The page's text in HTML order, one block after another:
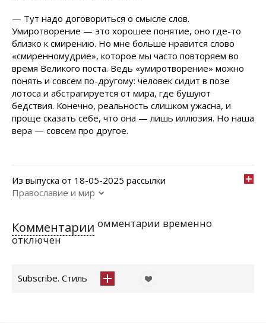
— Тут надо договориться о смысле слов.
Умиротворение — это хорошее понятие, оно где-то
близко к смирению. Но мне больше нравится слово
«смиренномудрие», которое мы часто повторяем во
время Великого поста. Ведь «умиротворение» можно
понять и совсем по-другому: человек сидит в позе
лотоса и абстрагируется от мира, где бушуют
бедствия. Конечно, реальность слишком ужасна, и
проще сказать себе, что она — лишь иллюзия. Но наша
вера — совсем про другое.
Из выпуска от 18-05-2025 рассылки
Православие и мир
Комментарии омментарии временно
отключен
Subscribe. Стиль